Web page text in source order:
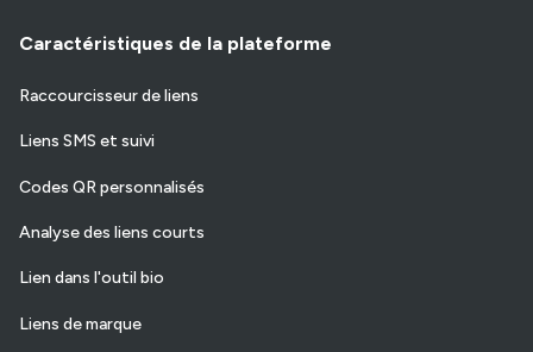
Caractéristiques de la plateforme
Raccourcisseur de liens
Liens SMS et suivi
Codes QR personnalisés
Analyse des liens courts
Lien dans l'outil bio
Liens de marque